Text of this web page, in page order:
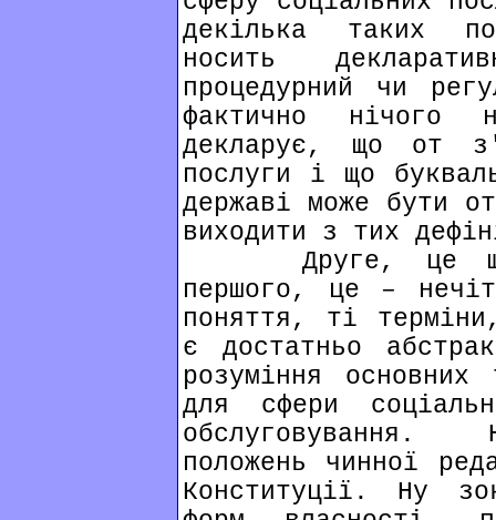
декілька таких
носить
процедурний чи
фактично нічого
декларує, що от
послуги і що
державі може бути
виходити з тих
Друге, це що
першого, це –
поняття, ті
є достатньо
розуміння
для сфери
обслуговування.
положень чинної
Конституції. Ну